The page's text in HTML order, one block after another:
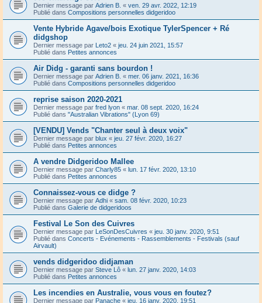
Dernier message par Adrien B. « ven. 29 avr. 2022, 12:19
Publié dans Compositions personnelles didgeridoo
Vente Hybride Agave/bois Exotique TylerSpencer + Ré
didgshop
Dernier message par Leto2 « jeu. 24 juin 2021, 15:57
Publié dans Petites annonces
Air Didg - garanti sans bourdon !
Dernier message par Adrien B. « mer. 06 janv. 2021, 16:36
Publié dans Compositions personnelles didgeridoo
reprise saison 2020-2021
Dernier message par fred lyon « mar. 08 sept. 2020, 16:24
Publié dans "Australian Vibrations" (Lyon 69)
[VENDU] Vends "Chanter seul à deux voix"
Dernier message par blux « jeu. 27 févr. 2020, 16:27
Publié dans Petites annonces
A vendre Didgeridoo Mallee
Dernier message par Charly85 « lun. 17 févr. 2020, 13:10
Publié dans Petites annonces
Connaissez-vous ce didge ?
Dernier message par Adhi « sam. 08 févr. 2020, 10:23
Publié dans Galerie de didgeridoos
Festival Le Son des Cuivres
Dernier message par LeSonDesCuivres « jeu. 30 janv. 2020, 9:51
Publié dans Concerts - Evénements - Rassemblements - Festivals (sauf
Airvault)
vends didgeridoo didjaman
Dernier message par Steve Lô « lun. 27 janv. 2020, 14:03
Publié dans Petites annonces
Les incendies en Australie, vous vous en foutez?
Dernier message par Panache « jeu. 16 janv. 2020, 19:51